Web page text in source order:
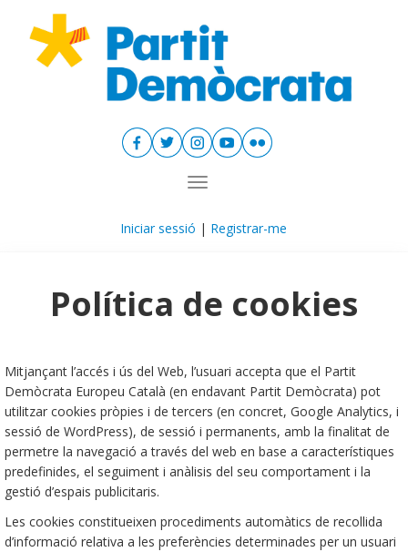
Toggle navigation
Iniciar sessió | Registrar-me
Política de cookies
Mitjançant l’accés i ús del Web, l’usuari accepta que el Partit
Demòcrata Europeu Català (en endavant Partit Demòcrata) pot
utilitzar cookies pròpies i de tercers (en concret, Google Analytics, i
sessió de WordPress), de sessió i permanents, amb la finalitat de
permetre la navegació a través del web en base a característiques
predefinides, el seguiment i anàlisis del seu comportament i la
gestió d’espais publicitaris.
Les cookies constitueixen procediments automàtics de recollida
d’informació relativa a les preferències determinades per un usuari